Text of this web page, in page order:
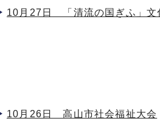
10月27日 「清流の国ぎふ」
10月26日 高山市社会福祉大会